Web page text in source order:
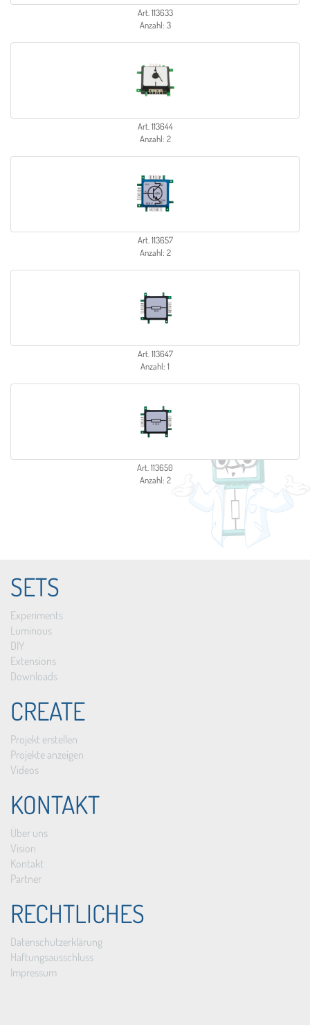
Art. 113633
Anzahl: 3
Art. 113644
Anzahl: 2
Art. 113657
Anzahl: 2
Art. 113647
Anzahl: 1
Art. 113650
Anzahl: 2
SETS
Experiments
Luminous
DIY
Extensions
Downloads
CREATE
Projekt erstellen
Projekte anzeigen
Videos
KONTAKT
Über uns
Vision
Kontakt
Partner
RECHTLICHES
Datenschutzerklärung
Haftungsausschluss
Impressum